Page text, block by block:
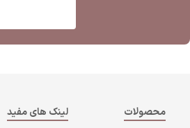
محصولات لینک های مفید